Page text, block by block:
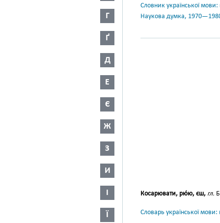
Г
Ґ
Д
Е
Є
Ж
З
И
І
Ї
Словник української
Наукова думка,
Косарювати, рю́ю, єш, гл.
Словарь української